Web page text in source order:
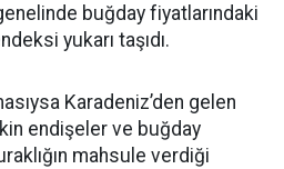
buğday fiyatlarındaki
yukarı taşıdı.
Karadeniz’den gelen
endişeler ve buğday
mahsule verdiği